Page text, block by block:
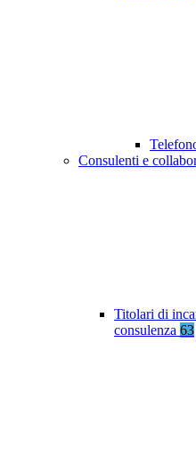
Consulenti e
Titolari di
consulenza 63